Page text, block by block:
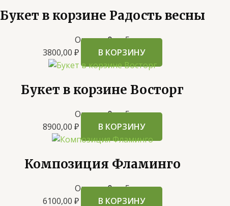
Букет в корзине Радость весны
Оценка0из 5
3800,00 ₽ В КОРЗИНУ
Букет в корзине Восторг
Оценка0из 5
8900,00 ₽ В КОРЗИНУ
Композиция Фламинго
Оценка0из 5
6100,00 ₽ В КОРЗИНУ